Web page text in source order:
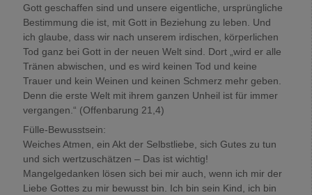
Gott geschaffen sind und unsere eigentliche, ursprüngliche
Bestimmung die ist, mit Gott in Beziehung zu leben. Und
ich glaube, dass wir nach unserem irdischen, körperlichen
Tod ganz bei Gott in der neuen Welt sind. Dort „wird er alle
Tränen abwischen, und es wird keinen Tod und keine
Trauer und kein Weinen und keinen Schmerz mehr geben.
Denn die erste Welt mit ihrem ganzen Unheil ist für immer
vergangen.“ (Offenbarung 21,4)
Fülle-Bewusstsein:
Weiches Atmen, ein Akt der Selbstliebe, sich Gutes zu tun
und sich wertzuschätzen – Das ist wichtig!
Mangelgedanken lösen sich bei mir auch, wenn ich mir der
Liebe Gottes zu mir bewusst bin. Ich bin sein Kind, ich bin